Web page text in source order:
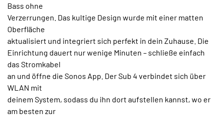
Bass ohne
Verzerrungen. Das kultige Design wurde mit einer matten
Oberfläche
aktualisiert und integriert sich perfekt in dein Zuhause. Die
Einrichtung dauert nur wenige Minuten – schließe einfach
das Stromkabel
an und öffne die Sonos App. Der Sub 4 verbindet sich über
WLAN mit
deinem System, sodass du ihn dort aufstellen kannst, wo er
am besten zur